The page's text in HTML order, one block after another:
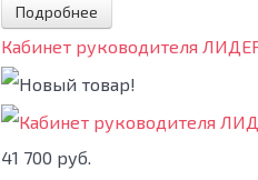
Подробнее
Кабинет руководителя
41 700 руб.